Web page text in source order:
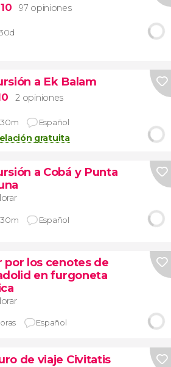
97 opiniones
a Ek Balam
2 opiniones
Español
gratuita
a Cobá y Punta
Español
por los cenotes de
en furgoneta
Español
de viaje Civitatis